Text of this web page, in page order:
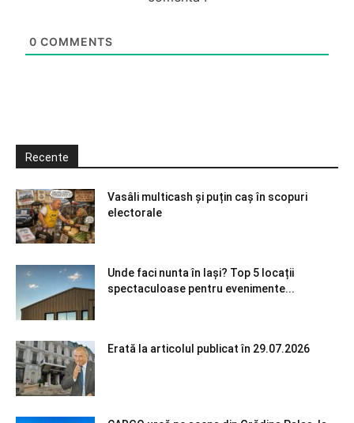
0 COMMENTS
Recente
Vasâli multicash și puțin caș în scopuri
electorale
Unde faci nunta în Iași? Top 5 locații
spectaculoase pentru evenimente...
Erată la articolul publicat în 29.07.2026